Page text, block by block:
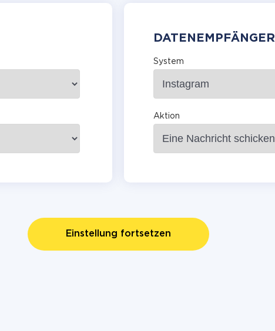
DATENEMPFÄNGER
System
Aktion
Einstellung fortsetzen